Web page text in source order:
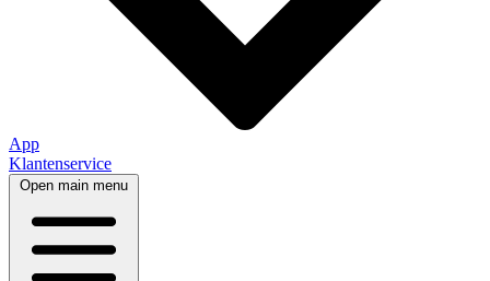
App
Klantenservice
Open main menu